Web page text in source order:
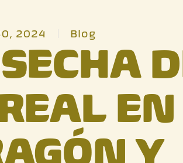
2024 Blog
EN
Y